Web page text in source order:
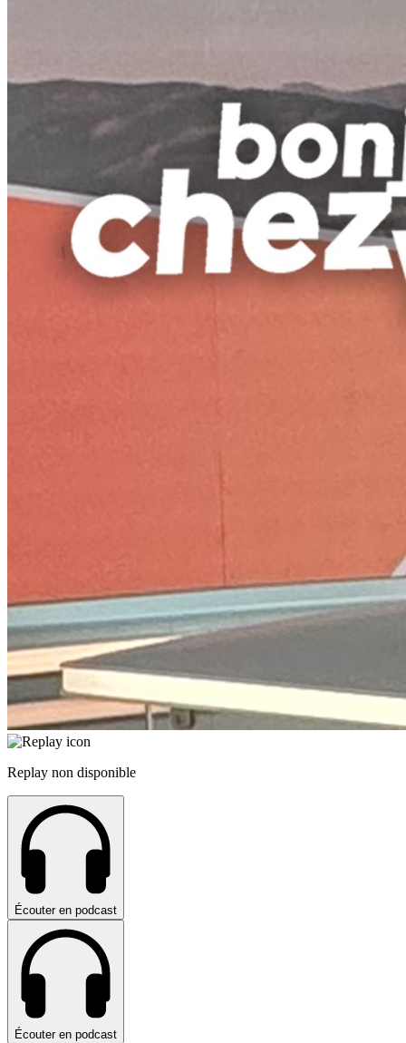
Replay non disponible
Écouter en podcast
Écouter en podcast